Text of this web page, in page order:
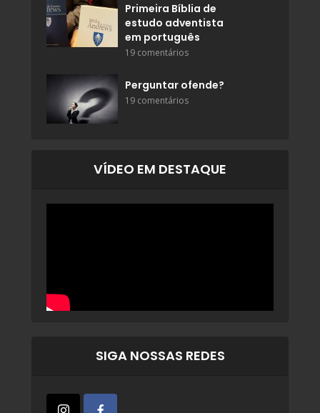
Primeira Bíblia de
estudo adventista
em português
19 comentários
Perguntar ofende?
19 comentários
VÍDEO EM DESTAQUE
SIGA NOSSAS REDES